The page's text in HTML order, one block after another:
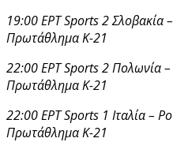
19:00 ΕΡΤ Sports 2 Σλοβακία
Πρωτάθλημα Κ-21
22:00 ΕΡΤ Sports 2 Πολωνία
Πρωτάθλημα Κ-21
22:00 ΕΡΤ Sports 1 Ιταλία –
Πρωτάθλημα Κ-21